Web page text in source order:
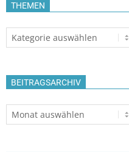
THEMEN
Themen
BEITRAGSARCHIV
Beitragsarchiv